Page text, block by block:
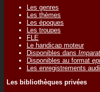
Les genres
Les thèmes
Les époques
Les troupes
FLE
Le handicap moteur
Disponibles dans
Disponibles au format
Les enregistrements
Les bibliothèques privées